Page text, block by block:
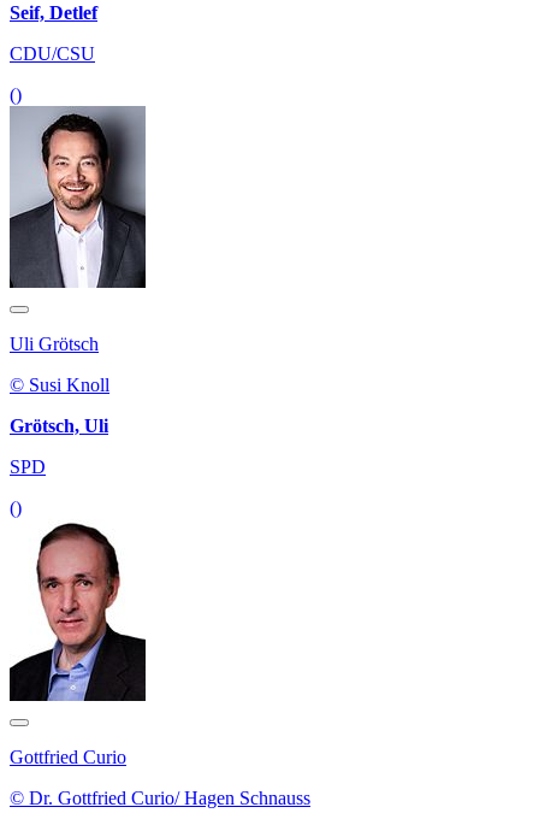
Seif, Detlef
CDU/CSU
()
Uli Grötsch
© Susi Knoll
Grötsch, Uli
SPD
()
Gottfried Curio
© Dr. Gottfried Curio/ Hagen Schnauss